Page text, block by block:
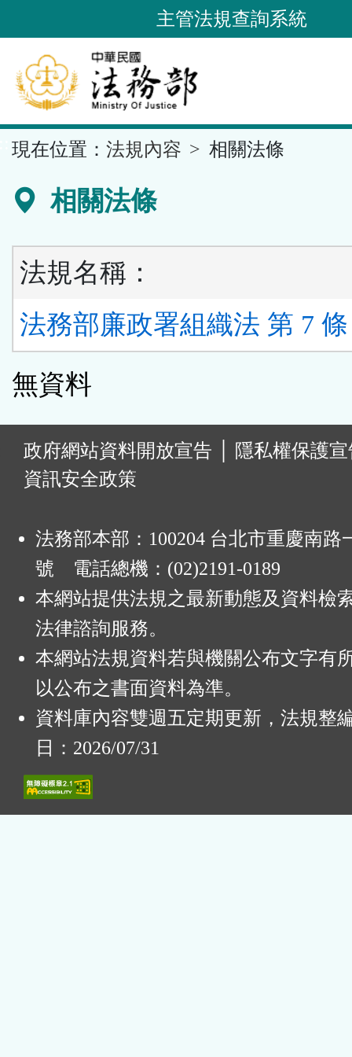
到
要
內
容
區
主管法規查詢系統
現在位置： 法規內容 相關法條
相關法條
法規名稱：
法務部廉政署組織法 第 7 條
無資料
政府網站資料開放宣告
隱私權保護
資訊安全政策
法務部本部：100204 台北市重慶南路
號 電話總機：(02)2191-0189
本網站提供法規之最新動態及資料檢
法律諮詢服務。
本網站法規資料若與機關公布文字有
以公布之書面資料為準。
資料庫內容雙週五定期更新，法規整
日：2026/07/31